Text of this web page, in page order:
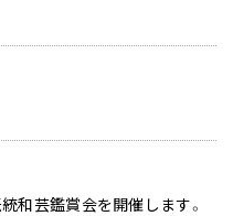
和芸鑑賞会を開催します。